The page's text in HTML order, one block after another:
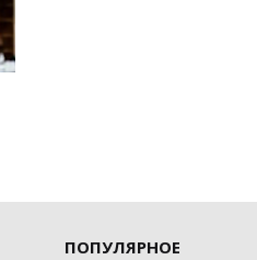
ПОПУЛЯРНОЕ